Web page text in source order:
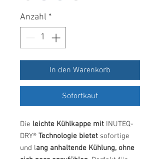
Anzahl *
In den Warenkorb
Sofortkauf
Die leichte Kühlkappe mit INUTEQ-
DRY® Technologie bietet sofortige
und lang anhaltende Kühlung, ohne